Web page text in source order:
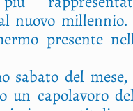
nuovo
presente
sabato del
un capolavoro